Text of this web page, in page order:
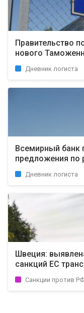
Правительство
нового
Дневник логиста
Всемирный банк
предложения по
Дневник логиста
Швеция:
санкций ЕС
Санкции против